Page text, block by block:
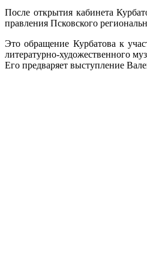
После открытия кабинета
правления Псковского
Это обращение Курбатова к
литературно-художественного
Его предваряет выступление